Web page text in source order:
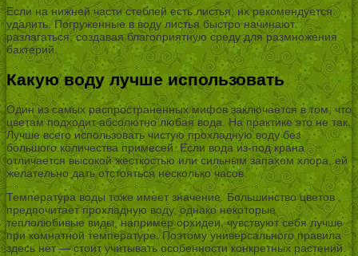
Если на нижней части стеблей есть листья, их рекомендуется
удалить. Погруженные в воду листья быстро начинают
разлагаться, создавая благоприятную среду для размножения
бактерий.
Какую воду лучше использовать
Один из самых распространенных мифов заключается в том, что
цветам подходит абсолютно любая вода. На практике это не так.
Лучше всего использовать чистую прохладную воду без
большого количества примесей. Если вода из-под крана
отличается высокой жесткостью или сильным запахом хлора, ей
желательно дать отстояться несколько часов.
Температура воды тоже имеет значение. Большинство цветов
предпочитает прохладную воду, однако некоторые
теплолюбивые виды, например орхидеи, чувствуют себя лучше
при комнатной температуре. Поэтому универсального правила
здесь нет — стоит учитывать особенности конкретных растений.